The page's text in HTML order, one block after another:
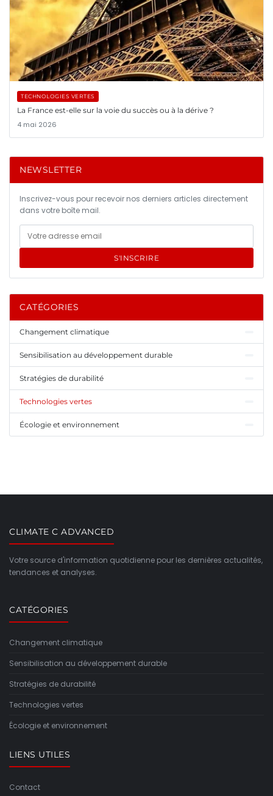
TECHNOLOGIES VERTES
La France est-elle sur la voie du succès ou à la dérive ?
4 mai 2026
NEWSLETTER
Inscrivez-vous pour recevoir nos derniers articles directement
dans votre boîte mail.
S'INSCRIRE
CATÉGORIES
Changement climatique
Sensibilisation au développement durable
Stratégies de durabilité
Technologies vertes
Écologie et environnement
CLIMATE C ADVANCED
Votre source d'information quotidienne pour les dernières actualités,
tendances et analyses.
CATÉGORIES
Changement climatique
Sensibilisation au développement durable
Stratégies de durabilité
Technologies vertes
Écologie et environnement
LIENS UTILES
Contact